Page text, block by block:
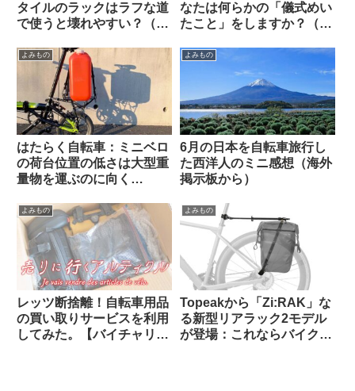
タイルのラックはラフな道
で使うと壊れやすい？（海
なたは何らかの「儀式めい
たこと」をしますか？（海
よみもの
はたらく自転車：ミニベロ
の荷台位置の低さは大型重
量物を運ぶのに向く
ク運んでみた
よみもの
6月の日本を自転車旅行し
た西洋人のミニ感想（海外
掲示板から）
よみもの
レッツ断捨離！自転車用品
の買い取りサービスを利用
してみた。【バイチャリ】
よみもの
Topeakから「Zi:RAK」な
る新型リアラック2モデル
が登場：これならバイクパ